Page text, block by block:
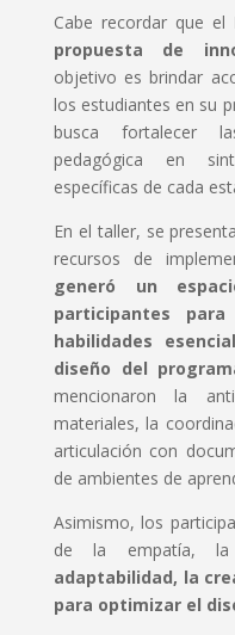
Cabe recordar que el
propuesta de
objetivo es brindar
los estudiantes en su
busca fortalecer
pedagógica en
específicas de cada
En el taller, se
recursos de
generó un
participantes
habilidades
diseño del
mencionaron la
materiales, la
articulación con
de ambientes de
Asimismo, los
de la empatía, la
adaptabilidad, la
para optimizar el